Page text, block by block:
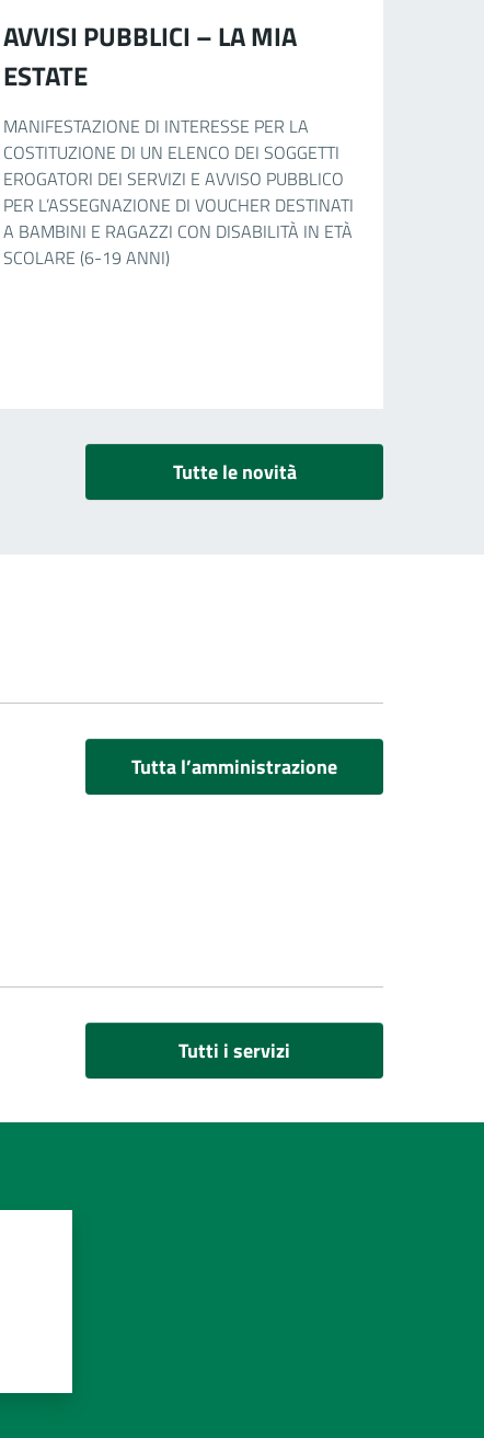
AVVISI PUBBLICI – LA MIA
ESTATE
MANIFESTAZIONE DI INTERESSE PER LA
COSTITUZIONE DI UN ELENCO DEI SOGGETTI
EROGATORI DEI SERVIZI E AVVISO PUBBLICO
PER L’ASSEGNAZIONE DI VOUCHER DESTINATI
A BAMBINI E RAGAZZI CON DISABILITÀ IN ETÀ
SCOLARE (6-19 ANNI)
Tutte le novità
Tutta l’amministrazione
Tutti i servizi